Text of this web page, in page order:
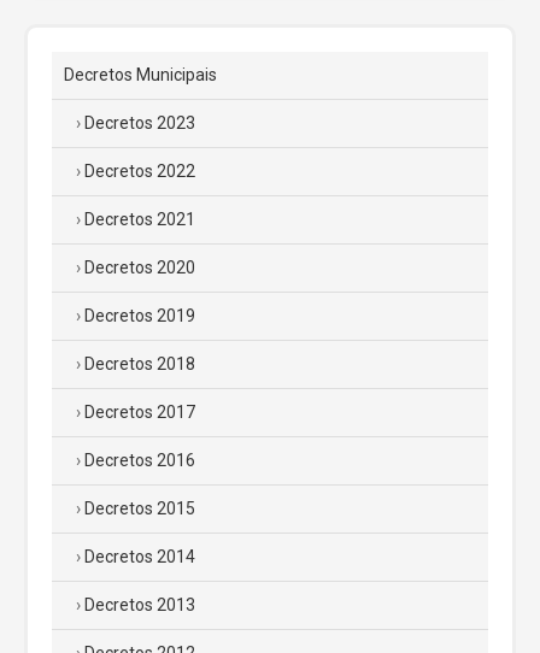
Decretos Municipais
Decretos 2023
Decretos 2022
Decretos 2021
Decretos 2020
Decretos 2019
Decretos 2018
Decretos 2017
Decretos 2016
Decretos 2015
Decretos 2014
Decretos 2013